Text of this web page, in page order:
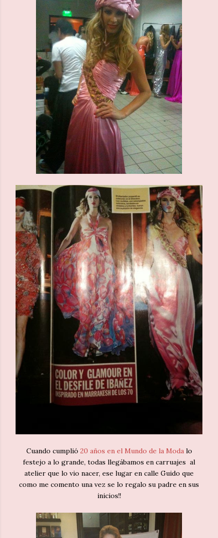
Cuando cumplió 20 años en el Mundo de la Moda lo
festejo a lo grande, todas llegábamos en carruajes al
atelier que lo vio nacer, ese lugar en calle Guido que
como me comento una vez se lo regalo su padre en sus
inicios!!